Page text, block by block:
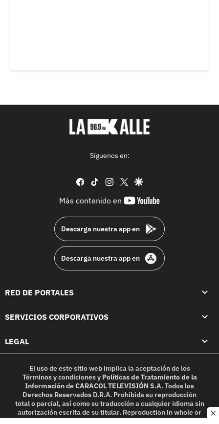
Síguenos en:
facebook
tiktok instagram
twittergoogle
Más contenido en
youtube-
Descarga nuestra app en
Descarga nuestra app en
RED DE PORTALES
SERVICIOS CORPORATIVOS
LEGAL
El uso de este sitio web implica la aceptación de los
Términos y condicionesy Políticas de Tratamiento de la
InformacióndeCARACOL TELEVISIÓN S.A.Todos los
Derechos Reservados D.R.A. Prohibida su reproducción
total o parcial, así como su traducción a cualquier idioma sin
autorización escrita de su titular. Reproduction in whole or
in part, or translation without written permission is